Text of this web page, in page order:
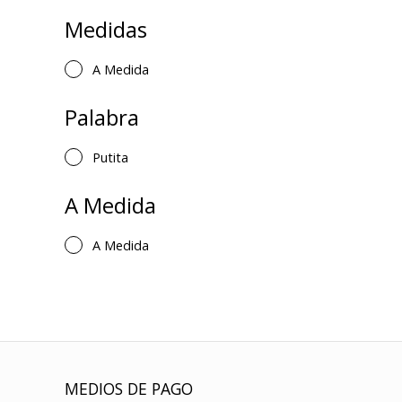
Medidas
A Medida
Palabra
Putita
A Medida
A Medida
MEDIOS DE PAGO